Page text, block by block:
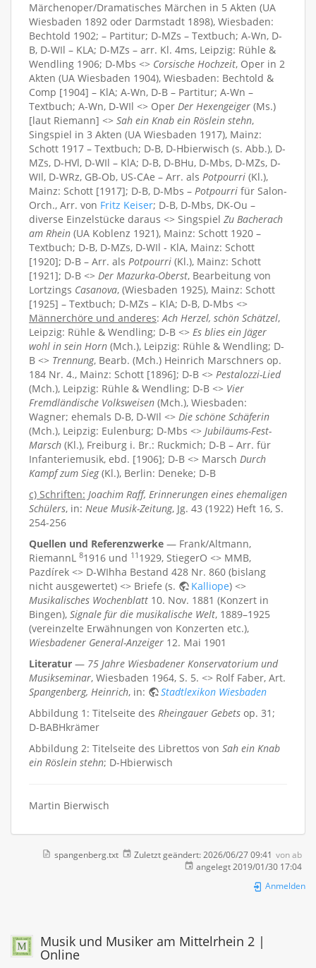
Märchenoper/Dramatisches Märchen in 5 Akten (UA
Wiesbaden 1892 oder Darmstadt 1898), Wiesbaden:
Bechtold 1902; – Partitur; D-MZs – Textbuch; A-Wn, D-
B, D-WIl – KLA; D-MZs – arr. Kl. 4ms, Leipzig: Rühle &
Wendling 1906; D-Mbs <> Corsische Hochzeit, Oper in 2
Akten (UA Wiesbaden 1904), Wiesbaden: Bechtold &
Comp [1904] – KlA; A-Wn, D-B – Partitur; A-Wn –
Textbuch; A-Wn, D-WIl <> Oper Der Hexengeiger (Ms.)
[laut Riemann] <> Sah ein Knab ein Röslein stehn,
Singspiel in 3 Akten (UA Wiesbaden 1917), Mainz:
Schott 1917 – Textbuch; D-B, D-Hbierwisch (s. Abb.), D-
MZs, D-HVl, D-WIl – KlA; D-B, D-BHu, D-Mbs, D-MZs, D-
WIl, D-WRz, GB-Ob, US-CAe – Arr. als Potpourri (Kl.),
Mainz: Schott [1917]; D-B, D-Mbs – Potpourri für Salon-
Orch., Arr. von Fritz Keiser; D-B, D-Mbs, DK-Ou –
diverse Einzelstücke daraus <> Singspiel Zu Bacherach
am Rhein (UA Koblenz 1921), Mainz: Schott 1920 –
Textbuch; D-B, D-MZs, D-WIl - KlA, Mainz: Schott
[1920]; D-B – Arr. als Potpourri (Kl.), Mainz: Schott
[1921]; D-B <> Der Mazurka-Oberst, Bearbeitung von
Lortzings Casanova, (Wiesbaden 1925), Mainz: Schott
[1925] – Textbuch; D-MZs – KlA; D-B, D-Mbs <>
Männerchöre und anderes:Ach Herzel, schön Schätzel,
Leipzig: Rühle & Wendling; D-B <> Es blies ein Jäger
wohl in sein Horn (Mch.), Leipzig: Rühle & Wendling; D-
B <> Trennung, Bearb. (Mch.) Heinrich Marschners op.
184 Nr. 4., Mainz: Schott [1896]; D-B <> Pestalozzi-Lied
(Mch.), Leipzig: Rühle & Wendling; D-B <> Vier
Fremdländische Volksweisen (Mch.), Wiesbaden:
Wagner; ehemals D-B, D-WIl <> Die schöne Schäferin
(Mch.), Leipzig: Eulenburg; D-Mbs <> Jubiläums-Fest-
Marsch (Kl.), Freiburg i. Br.: Ruckmich; D-B – Arr. für
Infanteriemusik, ebd. [1906]; D-B <> Marsch Durch
Kampf zum Sieg(Kl.), Berlin: Deneke; D-B
c) Schriften: Joachim Raff, Erinnerungen eines ehemaligen
Schülers, in: Neue Musik-Zeitung, Jg. 43 (1922) Heft 16, S.
254-256
Quellen und Referenzwerke — Frank/Altmann,
RiemannL 81916 und 11 1929, StiegerO <> MMB,
Pazdírek <> D-WIhha Bestand 428 Nr. 860 (bislang
nicht ausgewertet) <> Briefe (s.
Kalliope) <>
Musikalisches Wochenblatt 10. Nov. 1881 (Konzert in
Bingen), Signale für die musikalische Welt, 1889–1925
(vereinzelte Erwähnungen von Konzerten etc.),
Wiesbadener General-Anzeiger 12. Mai 1901
Literatur — 75 Jahre Wiesbadener Konservatorium und
Musikseminar, Wiesbaden 1964, S. 5. <> Rolf Faber, Art.
Spangenberg, Heinrich, in:
Stadtlexikon Wiesbaden
Abbildung 1: Titelseite des Rheingauer Gebets op. 31;
D-BABHkrämer
Abbildung 2: Titelseite des Librettos von Sah ein Knab
ein Röslein stehn; D-Hbierwisch
Martin Bierwisch
spangenberg.txt Zuletzt geändert: 2026/06/27 09:41 vonab
angelegt 2019/01/30 17:04
Anmelden
Musik und Musiker am Mittelrhein 2 |
Online